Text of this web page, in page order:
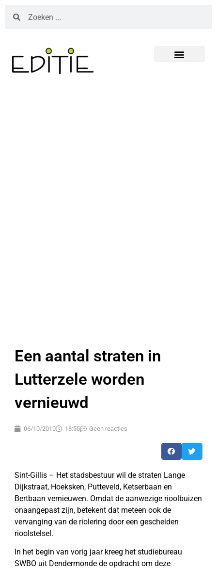
Een aantal straten in
Lutterzele worden
vernieuwd
06/10/2010 18:55 Geen reacties
Sint-Gillis – Het stadsbestuur wil de straten Lange
Dijkstraat, Hoeksken, Putteveld, Ketserbaan en
Bertbaan vernieuwen. Omdat de aanwezige rioolbuizen
onaangepast zijn, betekent dat meteen ook de
vervanging van de riolering door een gescheiden
rioolstelsel.
In het begin van vorig jaar kreeg het studiebureau
SWBO uit Dendermonde de opdracht om deze